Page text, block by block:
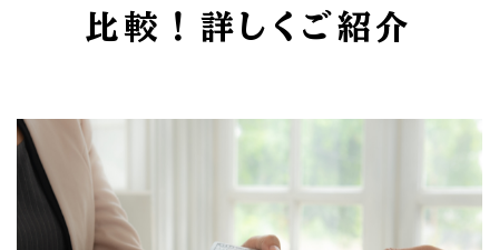
比較！詳しくご紹介